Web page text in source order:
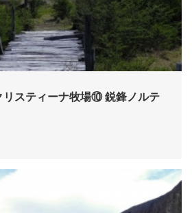
リスティーナ牧場⑩ 鋭鋒ノルテ